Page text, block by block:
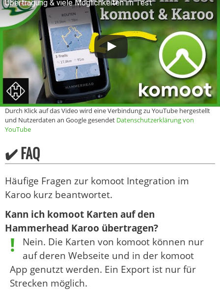
Übertragung & viele Möglichkeiten im Test
Durch Klick auf das Video wird eine Verbindung zu YouTube hergestellt
und Nutzerdaten an Google gesendet Datenschutzerklärung von
YouTube
✔️ FAQ
Häufige Fragen zur komoot Integration im
Karoo kurz beantwortet.
Kann ich komoot Karten auf den
Hammerhead Karoo übertragen?
Nein. Die Karten von komoot können nur
auf deren Webseite und in der komoot
App genutzt werden. Ein Export ist nur für
Strecken möglich.